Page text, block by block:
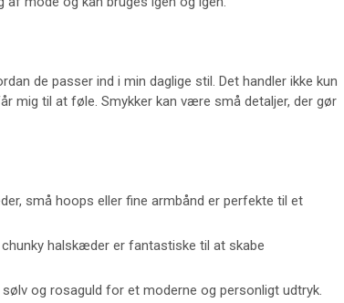
de passer ind i min daglige stil. Det handler ikke kun
mig til at føle. Smykker kan være små detaljer, der gør
små hoops eller fine armbånd er perfekte til et
halskæder er fantastiske til at skabe
og rosaguld for et moderne og personligt udtryk.